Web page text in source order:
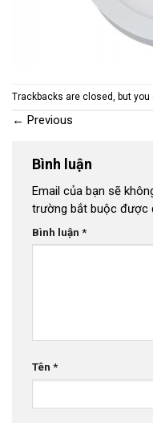
Trackbacks are closed, but you
← Previous
Bình luận
Email của bạn sẽ
trường bắt buộc được
Bình luận *
Tên *